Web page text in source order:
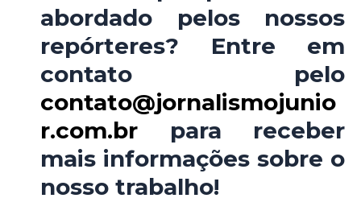
abordado pelos nossos
repórteres? Entre em
contato pelo
contato@jornalismojunio
r.com.br para receber
mais informações sobre o
nosso trabalho!